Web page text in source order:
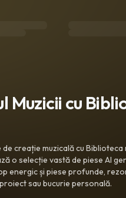
Muzicii cu
creație muzicală cu
o selecție vastă de piese AI
energic și piese profunde,
sau bucurie personală.